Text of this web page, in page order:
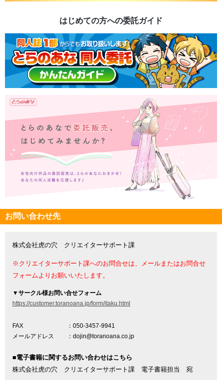
はじめての方への委託ガイド
お問い合わせ先
株式会社虎の穴 クリエイターサポート課
※クリエイターサポート課へのお問合せは、メールまたはお問合せ
フォームよりお願いいたします。
▼サークル様お問い合せフォーム
https://customer.toranoana.jp/form/itaku.html
FAX
：050-3457-9941
メールアドレス
：dojin@toranoana.co.jp
■電子書籍に関するお問い合わせはこちら
株式会社虎の穴 クリエイターサポート課 電子書籍担当 宛